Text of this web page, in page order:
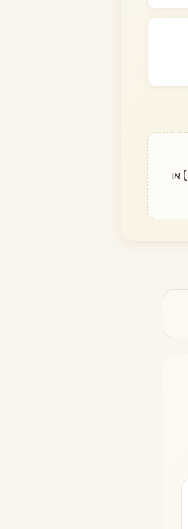
מופיעות חלופות דומות שכן במלאי. משלוח חינם בהזמנה מעל 349 ₪, החזרה עד 14 יום, ואיסוף עצמי מאשדוד (חיים משה שפירא 20) או